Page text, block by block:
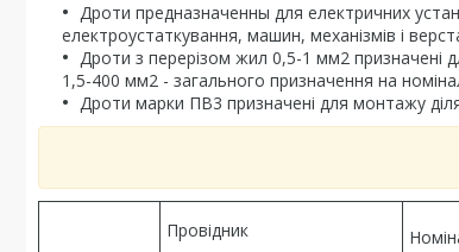
Дроти предназначенны для електричних
електроустаткування, машин, механізмів і
Дроти з перерізом жил 0,5-1 мм2 призначені
1,5-400 мм2 - загального призначення на
Дроти марки ПВ3 призначені для монтажу
Провідник